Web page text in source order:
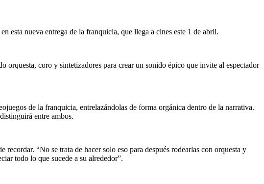
esta nueva entrega de la franquicia, que llega a cines este 1 de abril.
orquesta, coro y sintetizadores para crear un sonido épico que invite al espectador
de la franquicia, entrelazándolas de forma orgánica dentro de la narrativa.
entre ambos.
“No se trata de hacer solo eso para después rodearlas con orquesta y
todo lo que sucede a su alrededor”.